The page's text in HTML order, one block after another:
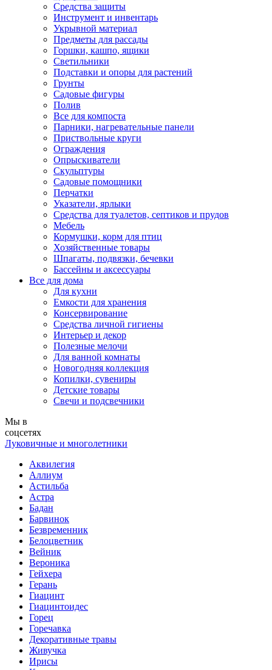
Средства защиты
Инструмент и инвентарь
Укрывной материал
Предметы для рассады
Горшки, кашпо, ящики
Светильники
Подставки и опоры для растений
Грунты
Садовые фигуры
Полив
Все для компоста
Парники, нагревательные панели
Приствольные круги
Ограждения
Опрыскиватели
Скульптуры
Садовые помощники
Перчатки
Указатели, ярлыки
Средства для туалетов, септиков и прудов
Мебель
Кормушки, корм для птиц
Хозяйственные товары
Шпагаты, подвязки, бечевки
Бассейны и аксессуары
Все для дома
Для кухни
Емкости для хранения
Консервирование
Средства личной гигиены
Интерьер и декор
Полезные мелочи
Для ванной комнаты
Новогодняя коллекция
Копилки, сувениры
Детские товары
Свечи и подсвечники
Мы в
соцсетях
Луковичные и многолетники
Аквилегия
Аллиум
Астильба
Астра
Бадан
Барвинок
Безвременник
Белоцветник
Вейник
Вероника
Гейхера
Герань
Гиацинт
Гиацинтоидес
Горец
Горечавка
Декоративные травы
Живучка
Ирисы